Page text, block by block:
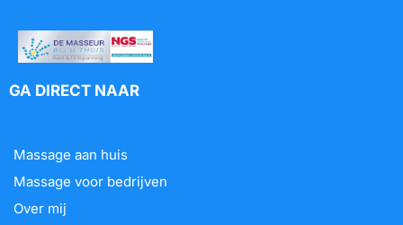
GA DIRECT NAAR
Massage aan huis
Massage voor bedrijven
Over mij